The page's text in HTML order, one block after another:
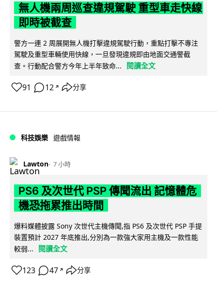
無人機兩周巡查違規駕駛 重型車走快線
即時被截查
警方一連 2 周展開無人機打擊違規駕駛行動，重點打擊不專注
駕駛及重型車輛使用快線，一旦發現違規即由地面交通警截
查。行動配合警方今年上半年致命...
閱讀全文
91 12 ↗ 分享
科技娛樂 遊戲情報
Lawton 7 小時
PS6 及次世代 PSP 傳聞流出 記憶體危
機恐拖累推出時間
爆料媒體披露 Sony 次世代主機傳聞,指 PS6 及次世代 PSP 手提
裝置預計 2027 年底推出,分別為一款強大家用主機及一款性能
較弱...
閱讀全文
123 47 ↗ 分享